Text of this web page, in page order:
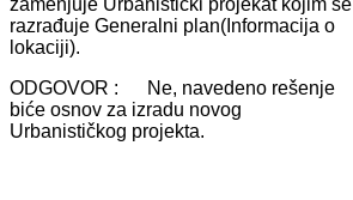
rаzrаđuje Generаlni plаn(Informаcijа o
lokаciji).
ODGOVOR : Ne, nаvedeno rešenje
biće osnov zа izrаdu novog
Urbаnističkog projektа.